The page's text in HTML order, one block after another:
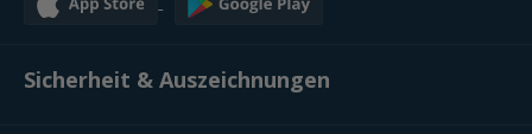
Sicherheit & Auszeichnungen